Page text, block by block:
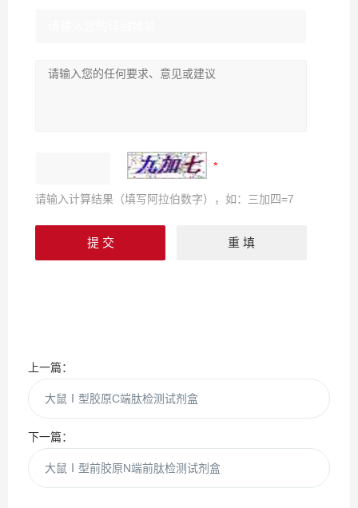
请输入计算结果（填写阿拉伯数字），如：三加四=7
上一篇：
大鼠Ⅰ型胶原C端肽检测试剂盒
下一篇：
大鼠Ⅰ型前胶原N端前肽检测试剂盒